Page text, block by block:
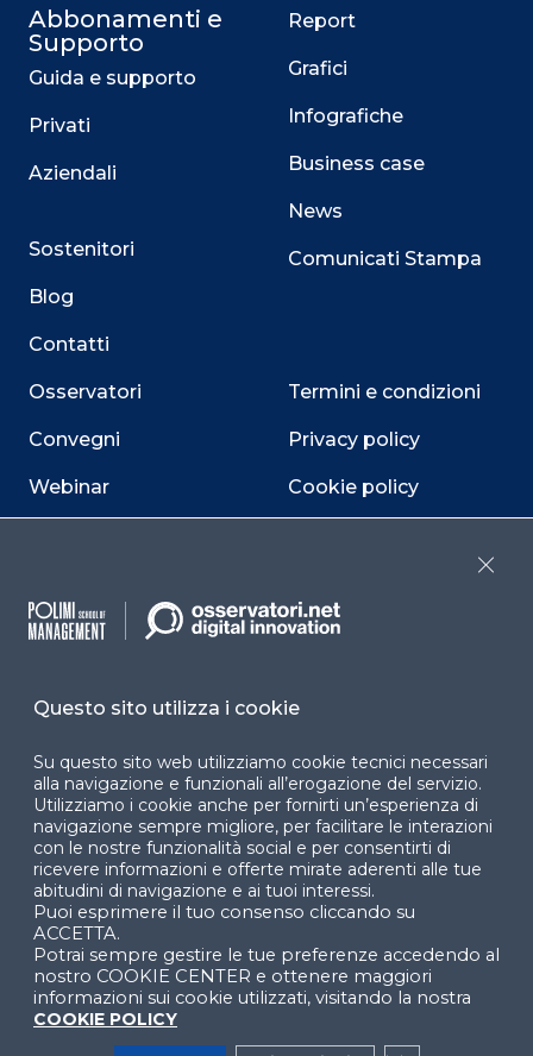
Abbonamenti e
Supporto
Guida e supporto
Privati
Aziendali
Sostenitori
Blog
Contatti
Osservatori
Convegni
Webinar
Report
Grafici
Infografiche
Business case
News
Comunicati Stampa
Termini e condizioni
Privacy policy
Cookie policy
accessibilità
Facebook LinkedIn
YouTube X
Questo sito utilizza i cookie
Su questo sito web utilizziamo cookie tecnici necessari
alla navigazione e funzionali all’erogazione del servizio.
Utilizziamo i cookie anche per fornirti un’esperienza di
navigazione sempre migliore, per facilitare le interazioni
con le nostre funzionalità social e per consentirti di
ricevere informazioni e offerte mirate aderenti alle tue
abitudini di navigazione e ai tuoi interessi.
Puoi esprimere il tuo consenso cliccando su
ACCETTA.
Potrai sempre gestire le tue preferenze accedendo al
nostro COOKIE CENTER e ottenere maggiori
informazioni sui cookie utilizzati, visitando la nostra
COOKIE POLICY